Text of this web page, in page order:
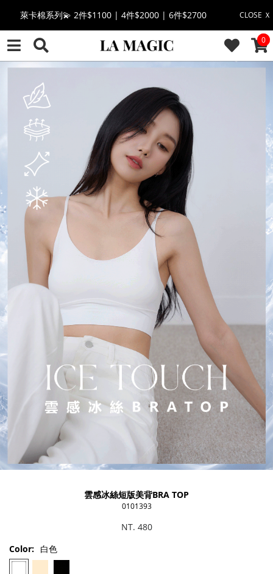
CLOSE Ｘ
🔥點擊立即➕官方LINE領取$100🔥
🎉週年慶全館88折(特價品除外/於結帳顯示)🎉
全館滿$3000即贈「夏日條紋草編包」👜
絲柔莫代爾系列🤍任選兩件$1000
果凍棉系列⭐2件$1100|4件$2000|6件$2700
萊卡棉系列💫 2件$1100 | 4件$2000 | 6件$2700
0
雲感冰絲短版美背BRA TOP
0101393
NT. 480
Color: 白色